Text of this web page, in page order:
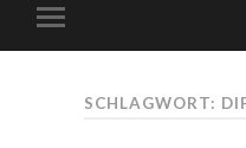
SCHLAGWORT: